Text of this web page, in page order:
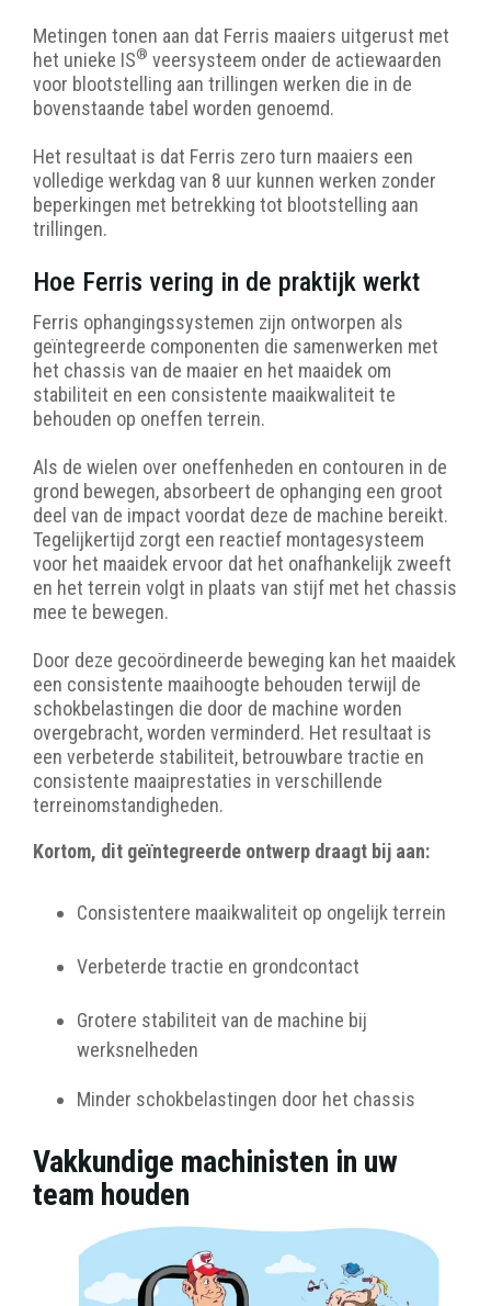
Metingen tonen aan dat Ferris maaiers uitgerust met
het unieke IS® veersysteem onder de actiewaarden
voor blootstelling aan trillingen werken die in de
bovenstaande tabel worden genoemd.
Het resultaat is dat Ferris zero turn maaiers een
volledige werkdag van 8 uur kunnen werken zonder
beperkingen met betrekking tot blootstelling aan
trillingen.
Hoe Ferris vering in de praktijk werkt
Ferris ophangingssystemen zijn ontworpen als
geïntegreerde componenten die samenwerken met
het chassis van de maaier en het maaidek om
stabiliteit en een consistente maaikwaliteit te
behouden op oneffen terrein.
Als de wielen over oneffenheden en contouren in de
grond bewegen, absorbeert de ophanging een groot
deel van de impact voordat deze de machine bereikt.
Tegelijkertijd zorgt een reactief montagesysteem
voor het maaidek ervoor dat het onafhankelijk zweeft
en het terrein volgt in plaats van stijf met het chassis
mee te bewegen.
Door deze gecoördineerde beweging kan het maaidek
een consistente maaihoogte behouden terwijl de
schokbelastingen die door de machine worden
overgebracht, worden verminderd. Het resultaat is
een verbeterde stabiliteit, betrouwbare tractie en
consistente maaiprestaties in verschillende
terreinomstandigheden.
Kortom, dit geïntegreerde ontwerp draagt bij aan:
Consistentere maaikwaliteit op ongelijk terrein
Verbeterde tractie en grondcontact
Grotere stabiliteit van de machine bij
werksnelheden
Minder schokbelastingen door het chassis
Vakkundige machinisten in uw
team houden